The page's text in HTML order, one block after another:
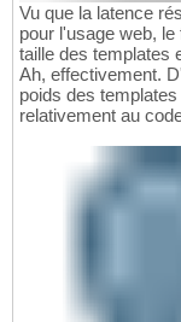
Vu que la latence
pour l'usage web,
taille des templates
Ah, effectivement.
poids des
relativement au